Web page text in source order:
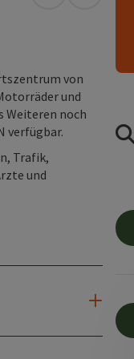
von
und
Weiteren noch
verfügbar.
Trafik,
und